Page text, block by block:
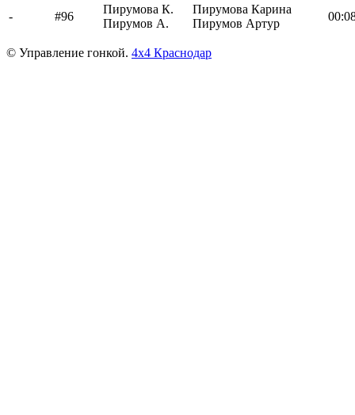
- #96
Пирумова К.
Пирумов А.
Пирумова Карина
Пирумов Артур
© Управление гонкой. 4х4 Краснодар